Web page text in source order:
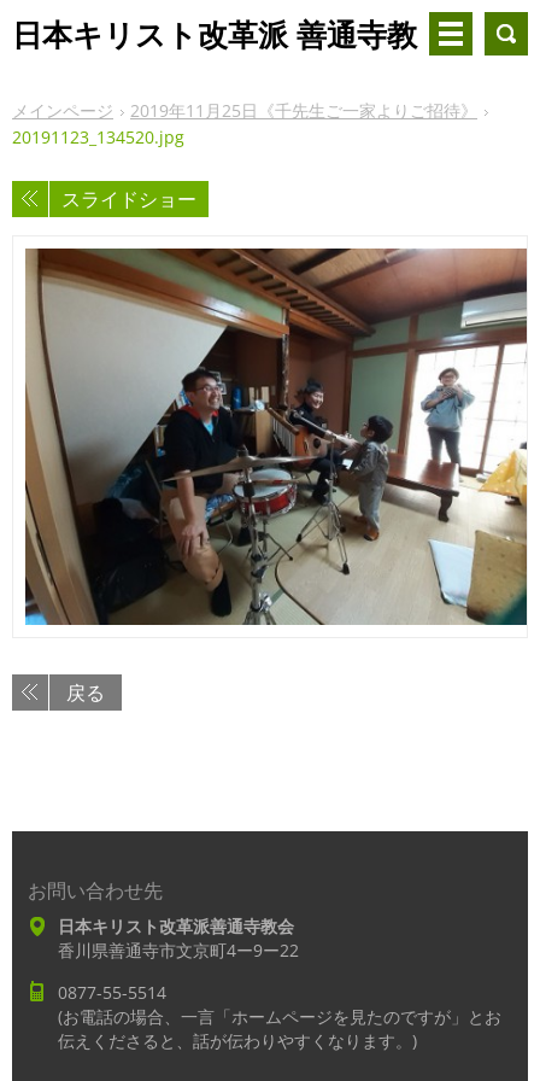
日本キリスト改革派 善通寺教
メインページ
2019年11月25日《千先生ご一家よりご招待》
20191123_134520.jpg
スライドショー
戻る
お問い合わせ先
日本キリスト改革派善通寺教会
香川県善通寺市文京町4ー9ー22
0877-55-5514
(お電話の場合、一言「ホームページを見たのですが」とお
伝えくださると、話が伝わりやすくなります。)